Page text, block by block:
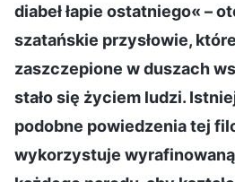
diabeł łapie ostatniego« –
szatańskie przysłowie,
zaszczepione w duszach
stało się życiem ludzi.
podobne powiedzenia tej
wykorzystuje